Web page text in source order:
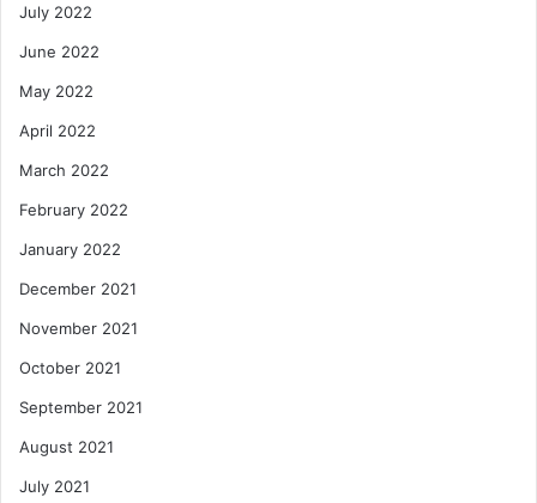
July 2022
June 2022
May 2022
April 2022
March 2022
February 2022
January 2022
December 2021
November 2021
October 2021
September 2021
August 2021
July 2021